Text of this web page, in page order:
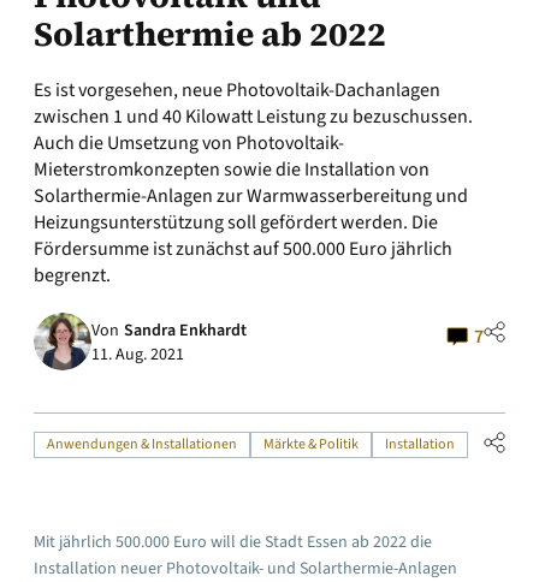
Solarthermie ab 2022
Es ist vorgesehen, neue Photovoltaik-Dachanlagen
zwischen 1 und 40 Kilowatt Leistung zu bezuschussen.
Auch die Umsetzung von Photovoltaik-
Mieterstromkonzepten sowie die Installation von
Solarthermie-Anlagen zur Warmwasserbereitung und
Heizungsunterstützung soll gefördert werden. Die
Fördersumme ist zunächst auf 500.000 Euro jährlich
begrenzt.
Von Sandra Enkhardt
11. Aug. 2021
7
Anwendungen & Installationen Märkte & Politik Installation
Mit jährlich 500.000 Euro will die Stadt Essen ab 2022 die
Installation neuer Photovoltaik- und Solarthermie-Anlagen